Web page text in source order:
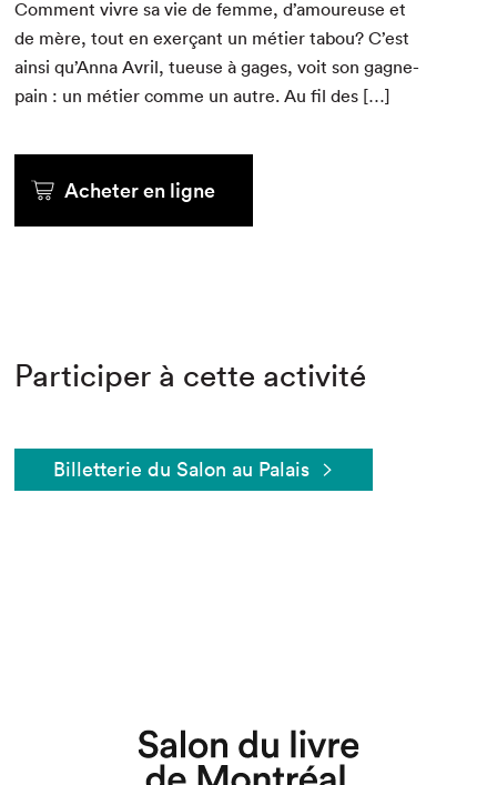
Com­ment vivre sa vie de femme, d’amoureuse et
de mère, tout en exerçant un méti­er tabou? C’est
ain­si qu’Anna Avril, tueuse à gages, voit son gagne-
pain : un méti­er comme un autre. Au fil des […]
Acheter en ligne
Participer à cette activité
Billetterie du Salon au Palais